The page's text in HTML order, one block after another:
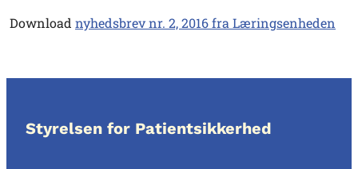
Download nyhedsbrev nr. 2, 2016 fra Læringsenheden
Styrelsen for Patientsikkerhed